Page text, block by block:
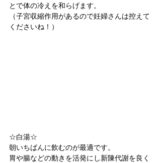
とで体の冷えを和らげます。
（子宮収縮作用があるので妊婦さんは控えて
くださいね！）
☆白湯☆
朝いちばんに飲むのが最適です。
胃や腸などの動きを活発にし新陳代謝を良く